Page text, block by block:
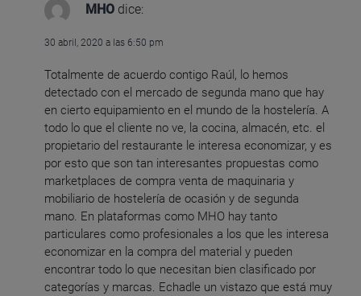
MHO dice:
30 abril, 2020 a las 6:50 pm
Totalmente de acuerdo contigo Raúl, lo hemos
detectado con el mercado de segunda mano que hay
en cierto equipamiento en el mundo de la hostelería. A
todo lo que el cliente no ve, la cocina, almacén, etc. el
propietario del restaurante le interesa economizar, y es
por esto que son tan interesantes propuestas como
marketplaces de compra venta de maquinaria y
mobiliario de hostelería de ocasión y de segunda
mano. En plataformas como MHO hay tanto
particulares como profesionales a los que les interesa
economizar en la compra del material y pueden
encontrar todo lo que necesitan bien clasificado por
categorías y marcas. Echadle un vistazo que está muy